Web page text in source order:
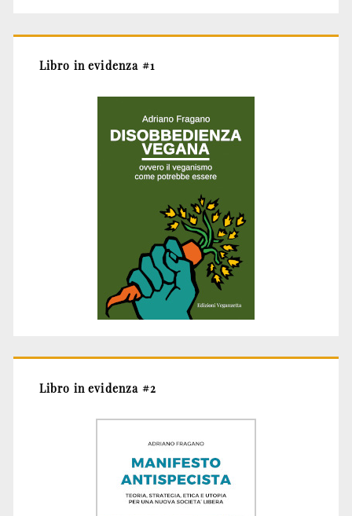
Libro in evidenza #1
Libro in evidenza #2